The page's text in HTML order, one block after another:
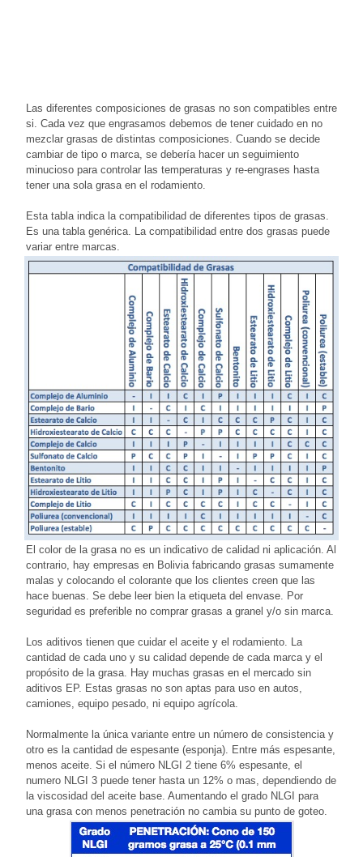
Las diferentes composiciones de grasas no son compatibles entre
si. Cada vez que engrasamos debemos de tener cuidado en no
mezclar grasas de distintas composiciones. Cuando se decide
cambiar de tipo o marca, se debería hacer un seguimiento
minucioso para controlar las temperaturas y re-engrases hasta
tener una sola grasa en el rodamiento.
Esta tabla indica la compatibilidad de diferentes tipos de grasas.
Es una tabla genérica. La compatibilidad entre dos grasas puede
variar entre marcas.
El color de la grasa no es un indicativo de calidad ni aplicación. Al
contrario, hay empresas en Bolivia fabricando grasas sumamente
malas y colocando el colorante que los clientes creen que las
hace buenas. Se debe leer bien la etiqueta del envase. Por
seguridad es preferible no comprar grasas a granel y/o sin marca.
Los aditivos tienen que cuidar el aceite y el rodamiento. La
cantidad de cada uno y su calidad depende de cada marca y el
propósito de la grasa. Hay muchas grasas en el mercado sin
aditivos EP. Estas grasas no son aptas para uso en autos,
camiones, equipo pesado, ni equipo agrícola.
Normalmente la única variante entre un número de consistencia y
otro es la cantidad de espesante (esponja). Entre más espesante,
menos aceite. Si el número NLGI 2 tiene 6% espesante, el
numero NLGI 3 puede tener hasta un 12% o mas, dependiendo de
la viscosidad del aceite base. Aumentando el grado NLGI para
una grasa con menos penetración no cambia su punto de goteo.